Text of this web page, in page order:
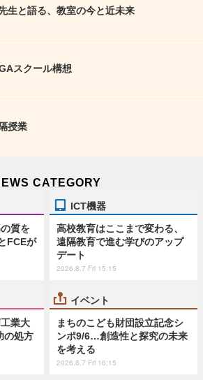
生と語る、教室の今と近未来
スクール構想
授業
CATEGORY
質を
FCEが
ICT機器
高校教育はここまで変わる、
遠隔教育で進む学びのアップ
デート
2026.8.7 Fri 15:15
業大
の処方
イベント
まちのこども財団設立記念シ
ンポ9/6…創造性と探究の未来
を考える
2026.8.7 Fri 16:15